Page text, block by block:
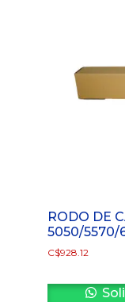
RODO DE
5050/5570/
C$928.12